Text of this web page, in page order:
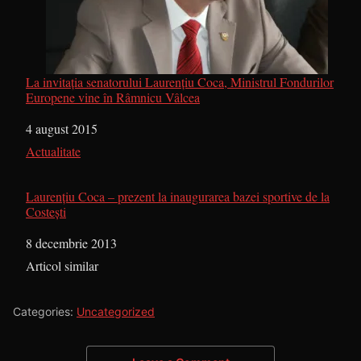
La invitația senatorului Laurențiu Coca, Ministrul Fondurilor
Europene vine în Râmnicu Vâlcea
Dată
4 august 2015
În legătură cu
Actualitate
Laurenţiu Coca – prezent la inaugurarea bazei sportive de la
Costeşti
Dată
8 decembrie 2013
În legătură cu
Articol similar
Categories: Uncategorized